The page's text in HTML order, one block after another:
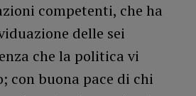
competenti, che ha
delle sei
che la politica vi
con buona pace di chi